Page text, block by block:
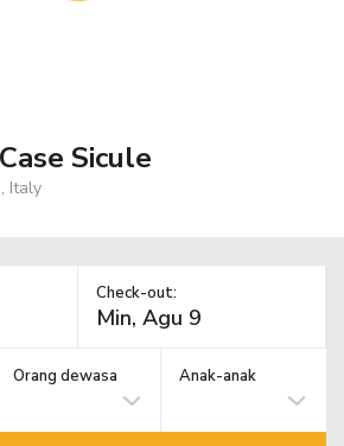
Sicule
Italy
Check-out:
Orang dewasa Anak-anak